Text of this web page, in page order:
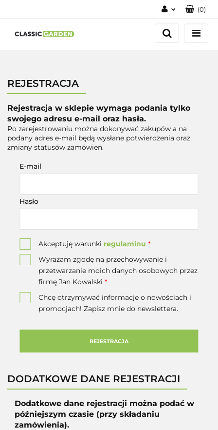
Zaloguj się
(0)
REJESTRACJA
Rejestracja w sklepie wymaga podania tylko
swojego adresu e-mail oraz hasła.
Po zarejestrowaniu można dokonywać zakupów a na
podany adres e-mail będą wysłane potwierdzenia oraz
zmiany statusów zamówień.
E-mail
Hasło
Akceptuję warunki regulaminu *
Wyrażam zgodę na przechowywanie i
przetwarzanie moich danych osobowych przez
firmę Jan Kowalski*
Chcę otrzymywać informacje o nowościach i
promocjach! Zapisz mnie do newslettera.
REJESTRACJA
DODATKOWE DANE REJESTRACJI
Dodatkowe dane rejestracji można podać w
późniejszym czasie (przy składaniu
zamówienia).